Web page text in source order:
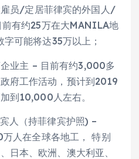
员/定居菲律宾的外国人/
有约25万在大MANILA地
可能将达35万以上；
业主 – 目前有约3,000多
府工作活动，预计到2019
到10,000人左右。
人（持菲律宾护照) –
人在全球各地工， 特别
日本、欧洲、澳大利亚、